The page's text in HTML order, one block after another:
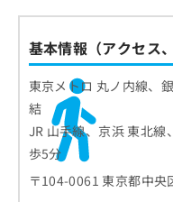
基本情報（アクセス
東京メトロ 丸ノ内線、
結
JR 山手線、京浜 東北線
歩5分
〒104-0061 東京都中